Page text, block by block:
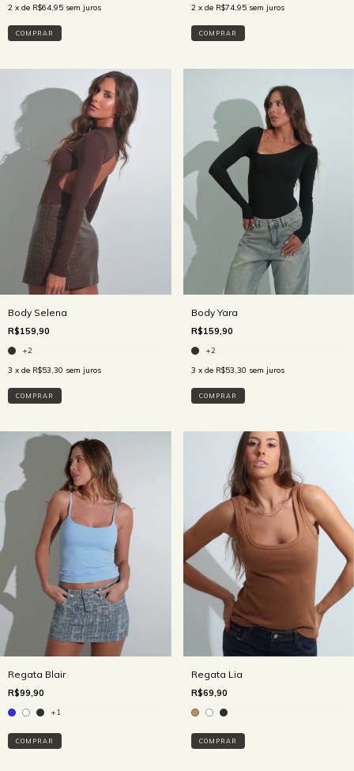
2 x de R$64,95 sem juros
COMPRAR
2 x de R$74,95 sem juros
COMPRAR
Body Selena
R$159,90
+2
3 x de R$53,30 sem juros
COMPRAR
Body Yara
R$159,90
+2
3 x de R$53,30 sem juros
COMPRAR
Regata Blair
R$99,90
+1
COMPRAR
Regata Lia
R$69,90
COMPRAR